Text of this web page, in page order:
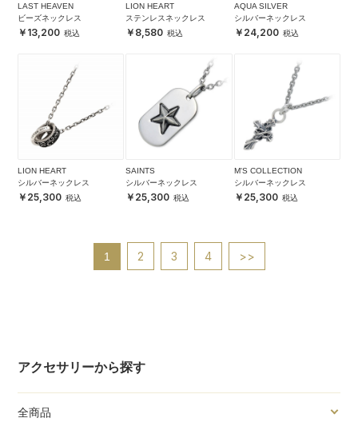
アクセサリーから探す
全商品
LAST HEAVEN
ビーズネックレス
13,200
LION HEART
ステンレスネックレス
8,580
AQUA SILVER
シルバーネックレス
24,200
LION HEART
シルバーネックレス
25,300
SAINTS
シルバーネックレス
25,300
M'S COLLECTION
シルバーネックレス
25,300
1 2 3 4 >>